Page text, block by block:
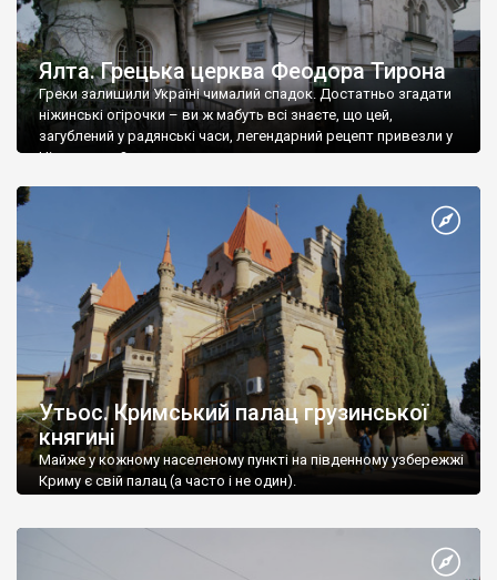
Ялта. Грецька церква Феодора Тирона
Греки залишили Україні чималий спадок. Достатньо згадати
ніжинські огірочки – ви ж мабуть всі знаєте, що цей,
загублений у радянські часи, легендарний рецепт привезли у
Ніжин греки?
Утьос. Кримський палац грузинської
княгині
Майже у кожному населеному пункті на південному узбережжі
Криму є свій палац (а часто і не один).